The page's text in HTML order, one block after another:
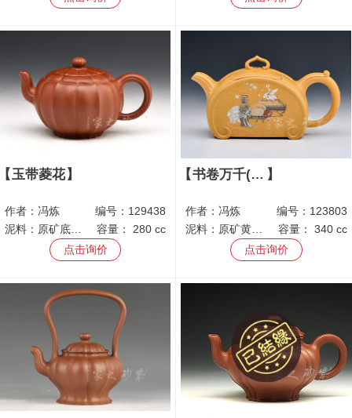
玉带菱花
作者： 冯炼 编号： 129438
泥料： 原矿底槽青 容量： 280 cc
点击询价
书卷万千(张智刚泥绘)
作者： 冯炼 编号： 123803
泥料： 原矿黄金段 容量：340 cc
点击询价